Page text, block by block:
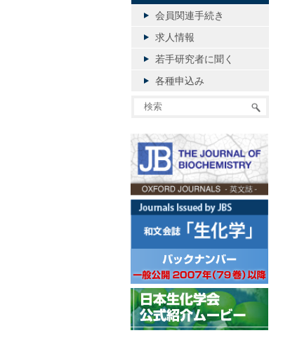
会員関連手続き
求人情報
若手研究者に聞く
各種申込み